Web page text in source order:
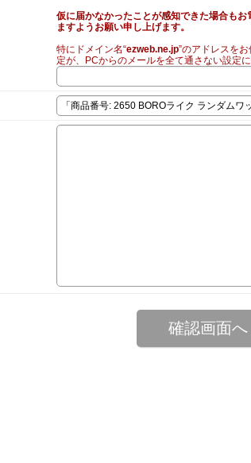
仮に届かなかったことが感知できた場合も
ますようお願い申し上げます。
特にドメイン名“ezweb.ne.jp”のアドレスを
定が、PCからのメールを全て通さない設定